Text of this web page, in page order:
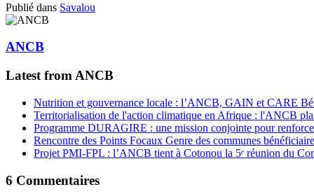
Publié dans Savalou
ANCB
Latest from ANCB
Nutrition et gouvernance locale : l’ANCB, GAIN et CARE
Territorialisation de l'action climatique en Afrique : l'ANCB
Programme DURAGIRE : une mission conjointe pour
Rencontre des Points Focaux Genre des communes
Projet PMI-FPL : l’ANCB tient à Cotonou la 5ᵉ réunion du
6 Commentaires